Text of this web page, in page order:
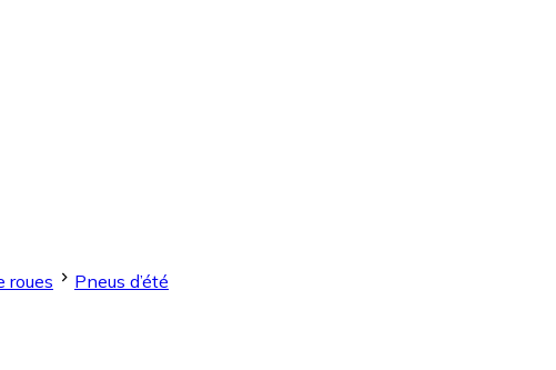
roues Pneus d’été